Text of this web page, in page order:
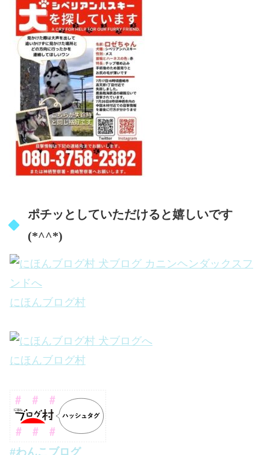
ポチッとしていただけると嬉しいです
(*^^*)
にほんブログ村
にほんブログ村
#わんこブログ